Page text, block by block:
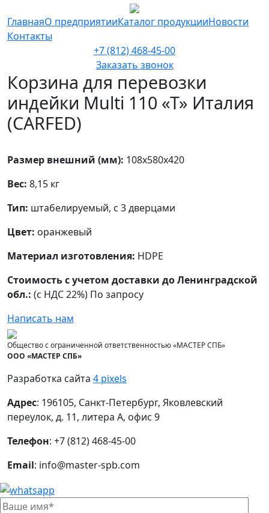
ГлавнаяО предприятииКаталог продукцииНовости
Контакты
+7 (812) 468-45-00
Заказать звонок
Корзина для перевозки
индейки Multi 110 «T» Италия
(CARFED)
Размер внешний (мм): 108х580х420
Вес: 8,15 кг
Тип: штабелируемый, с 3 дверцами
Цвет: оранжевый
Материал изготовления: HDPE
Стоимость с учетом доставки до Ленинградской
обл.: (с НДС 22%) По запросу
Написать нам
Общество с ограниченной ответственностью «МАСТЕР СПБ»
ООО «МАСТЕР СПБ»
Разработка сайта 4 pixels
Адрес: 196105, Санкт-Петербург, Яковлевский
переулок, д. 11, литера А, офис 9
Телефон: +7 (812) 468-45-00
Email: info@master-spb.com